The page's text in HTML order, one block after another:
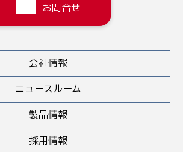
お問合せ
会社情報
ニュースルーム
製品情報
採用情報